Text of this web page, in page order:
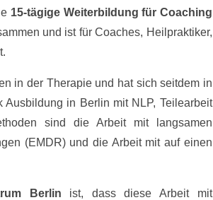
15-tägige Weiterbildung für Coaching
und ist für Coaches, Heilpraktiker,
in der Therapie und hat sich seitdem in
in Berlin mit NLP, Teilearbeit
sind die Arbeit mit langsamen
(EMDR) und die Arbeit mit auf einen
Berlin ist, dass diese Arbeit mit